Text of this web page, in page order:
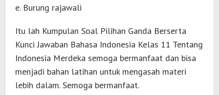
e. Burung rajawali
Itu lah Kumpulan Soal Pilihan Ganda Berserta
Kunci Jawaban Bahasa Indonesia Kelas 11 Tentang
Indonesia Merdeka semoga bermanfaat dan bisa
menjadi bahan latihan untuk mengasah materi
lebih dalam. Semoga bermanfaat.